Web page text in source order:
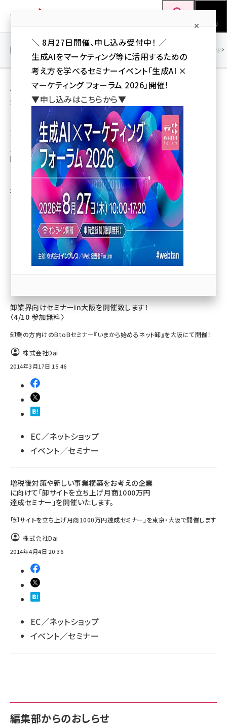
ン
MENU
seo (3528)
ai (2811)
youtube (2439)
note (2315)
セミナー (2308)
z世代 (1623)
meo (1277)
llmo (1166)
SEO アクセス解析／データ分析
用語「B2Bサイト」 が使われている記事の一覧
全 3 記事中 1 ～ 3 を表示中
【B2Bセミナー】卸のネット活用セミナーを東
京国際フォーラム で開催致します（参加無料）
参加無料のB2Bセミナー『いまから始めるネット卸』を東京国際フォーラムで
開催！
株式会社Dai
2013年11月11日 18:13
EC／ネットショップ
卸業界向けセミナーin大阪を開催致します！
〈4/10 参加無料〉
卸業の方向けのBtoBセミナー『いまから始めるネット卸』を大阪にて開催！
株式会社Dai
2014年3月17日 15:46
EC／ネットショップ
イベント／セミナー
増税後対策や新しい事業構築をお考えの企業
に向けて「卸サイトを立ち上げ月商1000万円
達成セミナー」を開催いたします。
「卸サイトを立ち上げ月商1000万円達成セミナー」を東京・大阪で開催します
株式会社Dai
2014年4月4日 20:36
EC／ネットショップ
イベント／セミナー
編集部からのおしらせ
＼ 8月27日開催、申し込み受付中！ ／
生成AIをマーケティング等に活用するための
考え方を学べるセミナーイベント「生成AI ×
マーケティング フォーラム 2026」開催！
▼申し込みはこちらから▼